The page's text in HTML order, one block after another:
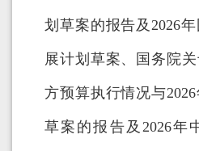
划草案的报告及2026
展计划草案、国务院
方预算执行情况与
草案的报告及2026年